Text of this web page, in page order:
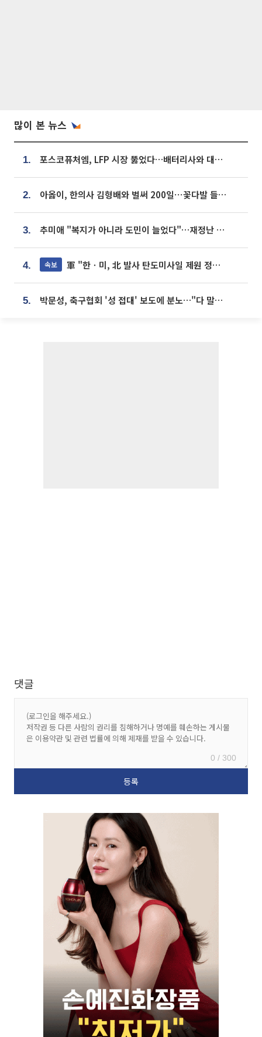
많이 본 뉴스
1. 포스코퓨처엠, LFP 시장 뚫었다…배터리사와 대규모 장기 공급 합의
2. 아옳이, 한의사 김형배와 벌써 200일⋯꽃다발 들고 "프러포즈 아냐"
3. 추미애 "복지가 아니라 도민이 늘었다"…재정난 책임론 정면돌파
4. 속보 軍 "한ㆍ미, 北 발사 탄도미사일 제원 정밀분석 중"
5. 박문성, 축구협회 '성 접대' 보도에 분노…"다 말아먹으려고 작정했나"
댓글
0 / 300